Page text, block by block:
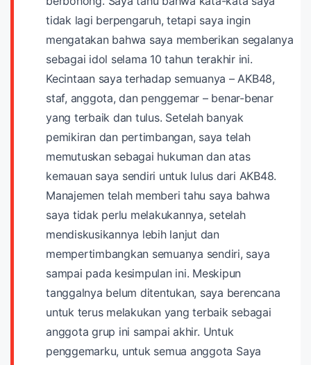
tidak lagi berpengaruh, tetapi saya ingin
mengatakan bahwa saya memberikan segalanya
sebagai idol selama 10 tahun terakhir ini.
Kecintaan saya terhadap semuanya – AKB48,
staf, anggota, dan penggemar – benar-benar
yang terbaik dan tulus. Setelah banyak
pemikiran dan pertimbangan, saya telah
memutuskan sebagai hukuman dan atas
kemauan saya sendiri untuk lulus dari AKB48.
Manajemen telah memberi tahu saya bahwa
saya tidak perlu melakukannya, setelah
mendiskusikannya lebih lanjut dan
mempertimbangkan semuanya sendiri, saya
sampai pada kesimpulan ini. Meskipun
tanggalnya belum ditentukan, saya berencana
untuk terus melakukan yang terbaik sebagai
anggota grup ini sampai akhir. Untuk
penggemarku, untuk semua anggota Saya